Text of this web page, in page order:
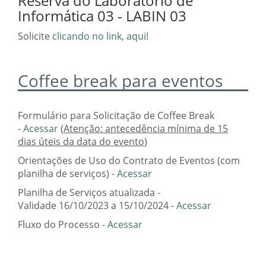
Informática 03 - LABIN 03
Solicite clicando no link, aqui!
Coffee break para eventos
Formulário para Solicitação de Coffee Break
-Acessar(Atenção: antecedência mínima de 15
dias úteis da data do evento)
Orientações de Uso do Contrato de Eventos (com
planilha de serviços) -Acessar
Planilha de Serviços atualizada -
Validade 16/10/2023 a 15/10/2024 -Acessar
Fluxo do Processo -Acessar